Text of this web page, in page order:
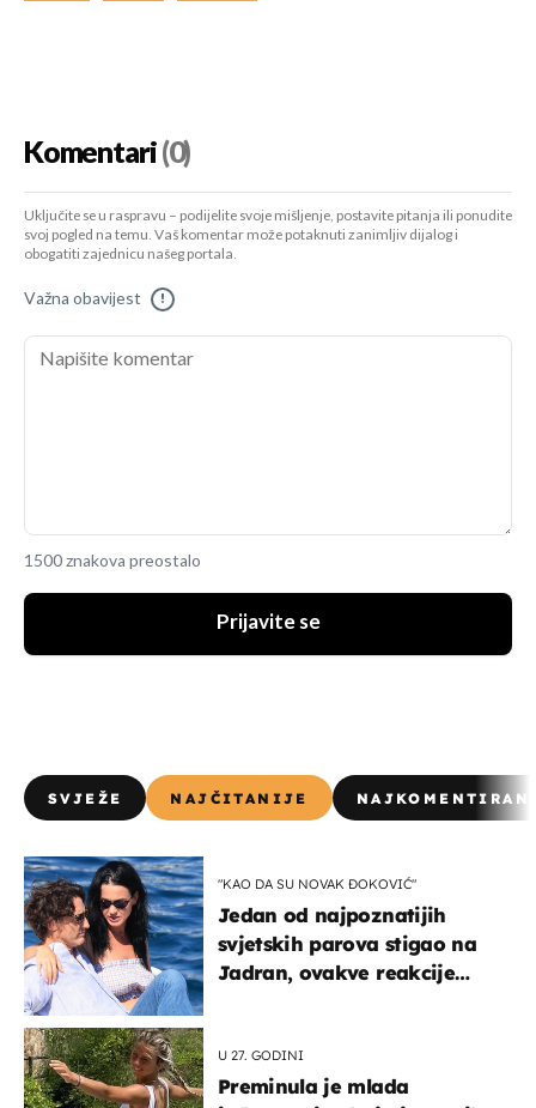
Komentari(0)
Uključite se u raspravu – podijelite svoje mišljenje, postavite pitanja ili ponudite
svoj pogled na temu. Vaš komentar može potaknuti zanimljiv dijalog i
obogatiti zajednicu našeg portala.
Važna obavijest !
1500 znakova preostalo
Prijavite se
SVJEŽE NAJČITANIJE
"KAO DA SU NOVAK ĐOKOVIĆ"
Jedan od najpoznatijih
svjetskih parova stigao na
Jadran, ovakve reakcije
U 27. GODINI
Preminula je mlada